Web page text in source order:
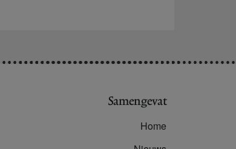
Samengevat
Home